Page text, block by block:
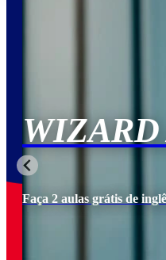
Faça 2 aulas grátis de